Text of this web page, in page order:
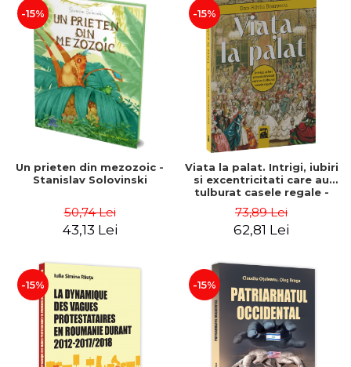
-15%
Un prieten din mezozoic -
Stanislav Solovinski
50,74 Lei
43,13 Lei
-15%
Viata la palat. Intrigi, iubiri
si excentricitati care au
tulburat casele regale -
73,89 Lei
62,81 Lei
-15% -15%